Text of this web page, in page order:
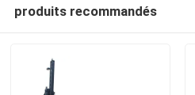
produits recommandés